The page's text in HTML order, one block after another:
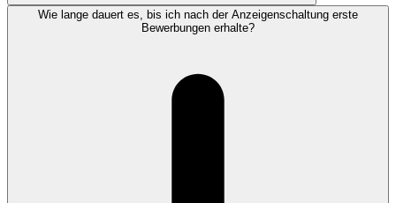
Wie lange dauert es, bis ich nach der Anzeigenschaltung erste
Bewerbungen erhalte?